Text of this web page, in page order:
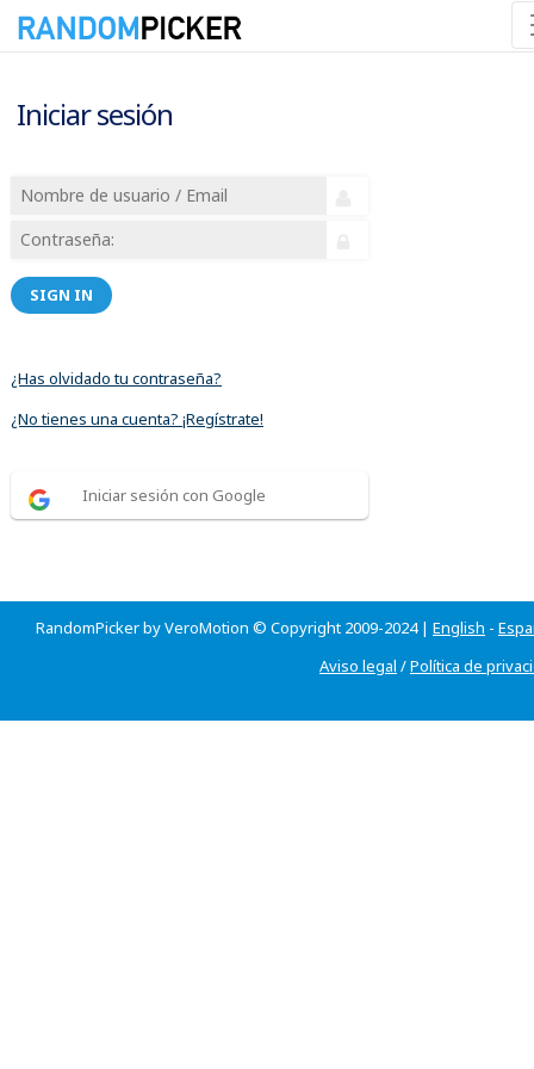
Iniciar sesión
SIGN IN
¿Has olvidado tu contraseña?
¿No tienes una cuenta? ¡Regístrate!
Iniciar sesión con Google
RandomPicker by VeroMotion © Copyright 2009-2024 | English -
Aviso legal /Política de